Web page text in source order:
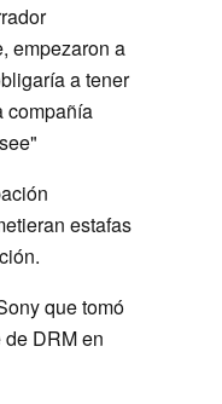
empezaron a
a tener
compañía
estafas
que tomó
DRM en